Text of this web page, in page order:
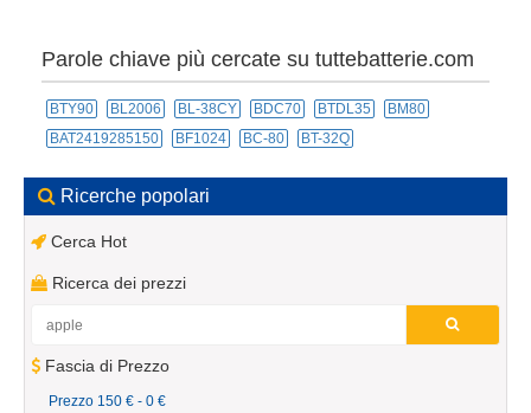
Parole chiave più cercate su tuttebatterie.com
BTY90 BL2006 BL-38CY BDC70 BTDL35
BM80
BAT2419285150
BF1024 BC-80 BT-32Q
Ricerche popolari
Cerca Hot
Ricerca dei prezzi
Fascia di Prezzo
Prezzo 150 € - 0 €